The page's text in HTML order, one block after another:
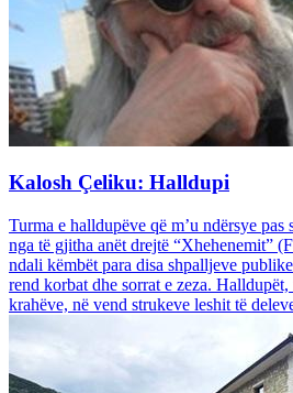
Kalosh Çeliku: Halldupi
Turma e halldupëve që m’u ndërsye pas
nga të gjitha anët drejtë “Xhehenemit”
ndali këmbët para disa shpalljeve
rend korbat dhe sorrat e zeza.
krahëve, në vend strukeve leshit të